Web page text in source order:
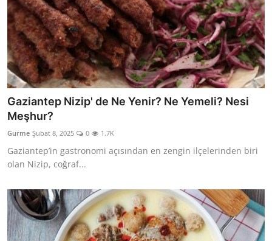
Gaziantep Nizip' de Ne Yenir? Ne Yemeli? Nesi
Meşhur?
Gurme Şubat 8, 2025 0 1.7K
Gaziantep’in gastronomi açısından en zengin ilçelerinden biri
olan Nizip, coğraf...